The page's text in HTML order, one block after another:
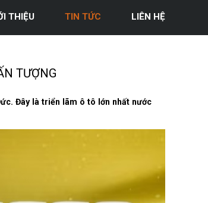
THIỆU TIN TỨC LIÊN HỆ
TƯỢNG
Đây là triển lãm ô tô lớn nhất nước